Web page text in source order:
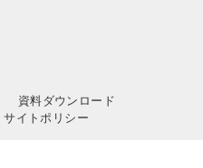
資料ダウンロード
サイトポリシー